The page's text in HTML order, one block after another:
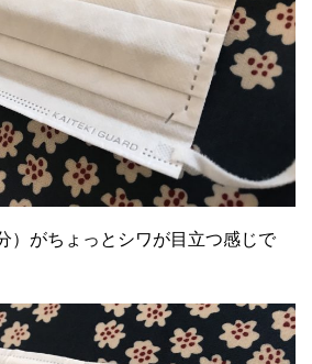
）がちょっとシワが目立つ感じで